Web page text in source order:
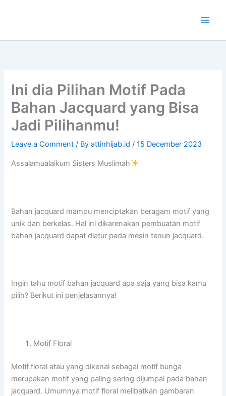
Ini dia Pilihan Motif Pada
Bahan Jacquard yang Bisa
Jadi Pilihanmu!
Leave a Comment / Byattinhijab.id/15 December 2023
Assalamualaikum Sisters Muslimah
Bahan jacquard mampu menciptakan beragam motif yang
unik dan berkelas. Hal ini dikarenakan pembuatan motif
bahan jacquard dapat diatur pada mesin tenun jacquard.
Ingin tahu motif bahan jacquard apa saja yang bisa kamu
pilih? Berikut ini penjelasannya!
Motif Floral
Motif floral atau yang dikenal sebagai motif bunga
merupakan motif yang paling sering dijumpai pada bahan
jacquard. Umumnya motif floral melibatkan gambaran